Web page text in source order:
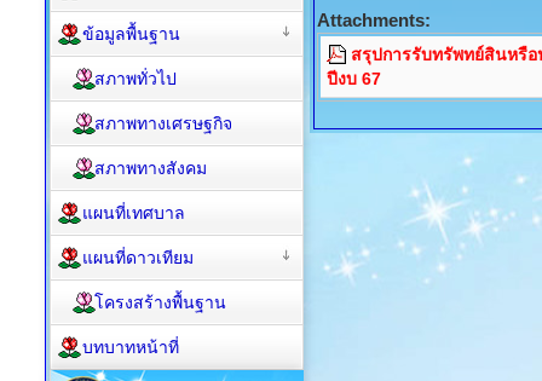
Attachments:
สรุปการรับทรัพทย์สินหรื
ปีงบ 67
ข้อมูลพื้นฐาน
สภาพทั่วไป
สภาพทางเศรษฐกิจ
สภาพทางสังคม
แผนที่เทศบาล
แผนที่ดาวเทียม
โครงสร้างพื้นฐาน
บทบาทหน้าที่